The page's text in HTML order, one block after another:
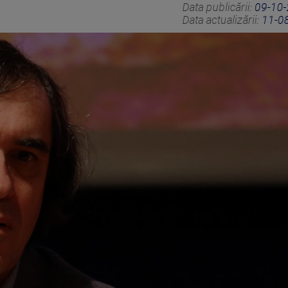
Data publicării: 09-
Data actualizării: 11-